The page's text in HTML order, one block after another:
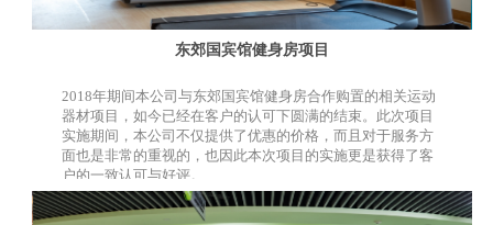
东郊国宾馆健身房项目
2018年期间本公司与东郊国宾馆健身房合作购置的相关运动
器材项目，如今已经在客户的认可下圆满的结束。此次项目
实施期间，本公司不仅提供了优惠的价格，而且对于服务方
面也是非常的重视的，也因此本次项目的实施更是获得了客
户的一致认可与好评。